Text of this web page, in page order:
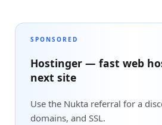
SPONSORED
Hostinger — fast web
next site
Use the Nukta referral for a
domains, and SSL.